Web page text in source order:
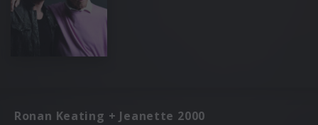
Ronan Keating + Jeanette 2000